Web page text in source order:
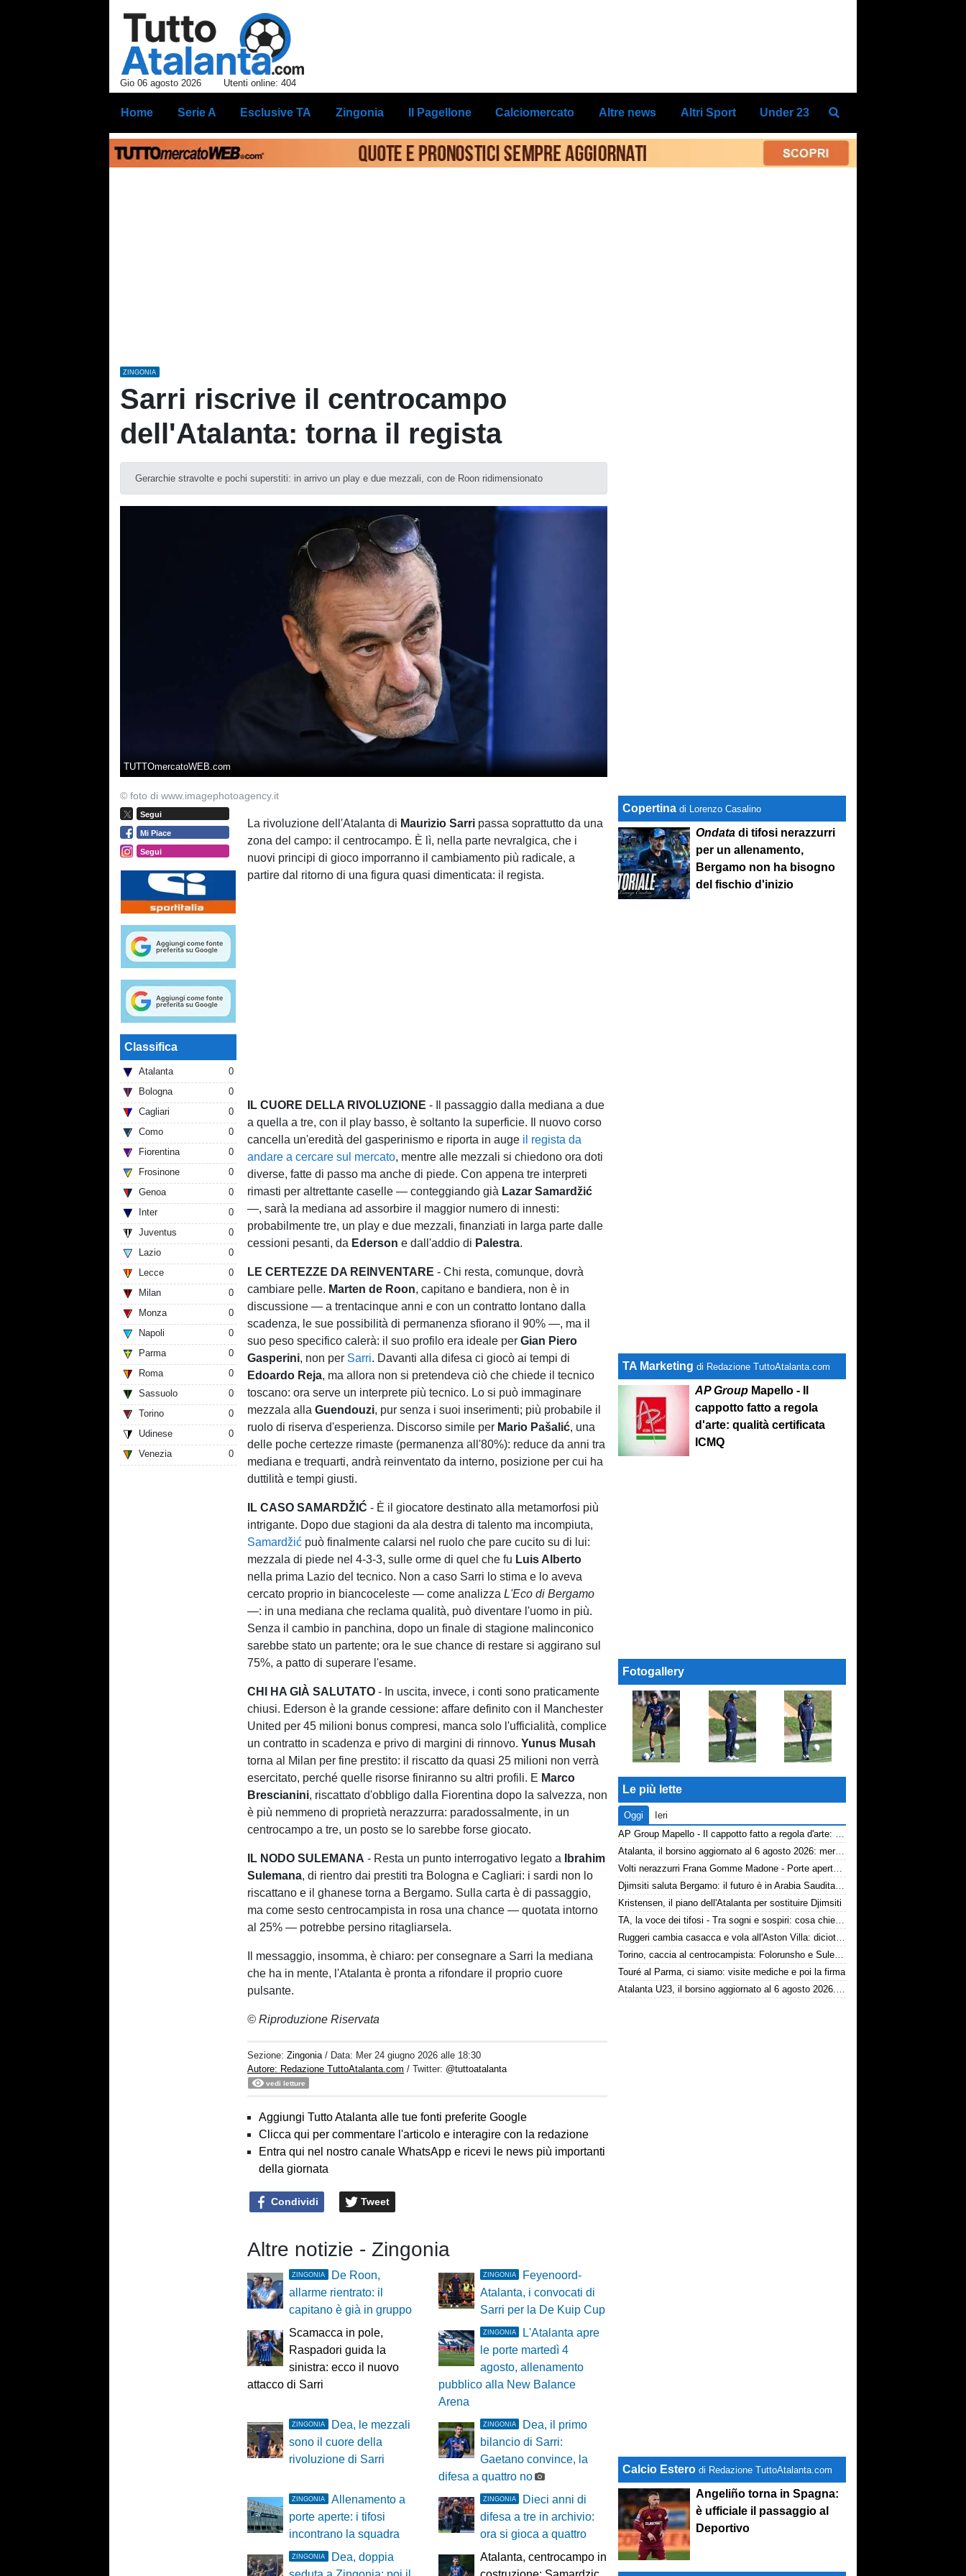
Gio 06 agosto 2026 Utenti online: 404
Home Serie A Esclusive TA Zingonia Il Pagellone Calciomercato Altre news Altri Sport Under 23
ZINGONIA
Sarri riscrive il centrocampo
dell'Atalanta: torna il regista
Gerarchie stravolte e pochi superstiti: in arrivo un play e due mezzali, con de Roon ridimensionato
TUTTOmercatoWEB.com
© foto di www.imagephotoagency.it
Segui
Mi Piace
Segui
Classifica
Atalanta
0
Bologna
0
Cagliari
0
Como
0
Fiorentina
0
Frosinone
0
Genoa
0
Inter
0
Juventus
0
Lazio
0
Lecce
0
Milan
0
Monza
0
Napoli
0
Parma
0
Roma
0
Sassuolo
0
Torino
0
Udinese
0
Venezia
0
La rivoluzione dell'Atalanta di Maurizio Sarri passa soprattutto da una
zona del campo: il centrocampo. È lì, nella parte nevralgica, che i
nuovi principi di gioco imporranno il cambiamento più radicale, a
partire dal ritorno di una figura quasi dimenticata: il regista.
IL CUORE DELLA RIVOLUZIONE - Il passaggio dalla mediana a due
a quella a tre, con il play basso, è soltanto la superficie. Il nuovo corso
cancella un'eredità del gasperinismo e riporta in auge il regista da
andare a cercare sul mercato, mentre alle mezzali si chiedono ora doti
diverse, fatte di passo ma anche di piede. Con appena tre interpreti
rimasti per altrettante caselle — conteggiando già Lazar Samardžić
—, sarà la mediana ad assorbire il maggior numero di innesti:
probabilmente tre, un play e due mezzali, finanziati in larga parte dalle
cessioni pesanti, da Ederson e dall'addio di Palestra.
LE CERTEZZE DA REINVENTARE - Chi resta, comunque, dovrà
cambiare pelle. Marten de Roon, capitano e bandiera, non è in
discussione — a trentacinque anni e con un contratto lontano dalla
scadenza, le sue possibilità di permanenza sfiorano il 90% —, ma il
suo peso specifico calerà: il suo profilo era ideale perGian Piero
Gasperini, non per Sarri. Davanti alla difesa ci giocò ai tempi di
Edoardo Reja, ma allora non si pretendeva ciò che chiede il tecnico
toscano: ora serve un interprete più tecnico. Lo si può immaginare
mezzala allaGuendouzi, pur senza i suoi inserimenti; più probabile il
ruolo di riserva d'esperienza. Discorso simile per Mario Pašalić, una
delle poche certezze rimaste (permanenza all'80%): reduce da anni tra
mediana e trequarti, andrà reinventato da interno, posizione per cui ha
duttilità e tempi giusti.
IL CASO SAMARDŽIĆ - È il giocatore destinato alla metamorfosi più
intrigante. Dopo due stagioni da ala destra di talento ma incompiuta,
Samardžić può finalmente calarsi nel ruolo che pare cucito su di lui:
mezzala di piede nel 4-3-3, sulle orme di quel che fu Luis Alberto
nella prima Lazio del tecnico. Non a caso Sarri lo stima e lo aveva
cercato proprio in biancoceleste — come analizzaL'Eco di Bergamo
—: in una mediana che reclama qualità, può diventare l'uomo in più.
Senza il cambio in panchina, dopo un finale di stagione malinconico
sarebbe stato un partente; ora le sue chance di restare si aggirano sul
75%, a patto di superare l'esame.
CHI HA GIÀ SALUTATO - In uscita, invece, i conti sono praticamente
chiusi. Ederson è la grande cessione: affare definito con il Manchester
United per 45 milioni bonus compresi, manca solo l'ufficialità, complice
un contratto in scadenza e privo di margini di rinnovo.Yunus Musah
torna al Milan per fine prestito: il riscatto da quasi 25 milioni non verrà
esercitato, perché quelle risorse finiranno su altri profili. E Marco
Brescianini, riscattato d'obbligo dalla Fiorentina dopo la salvezza, non
è più nemmeno di proprietà nerazzurra: paradossalmente, in un
centrocampo a tre, un posto se lo sarebbe forse giocato.
IL NODO SULEMANA - Resta un punto interrogativo legato a
Ibrahim
Sulemana, di rientro dai prestiti tra Bologna e Cagliari: i sardi non lo
riscattano e il ghanese torna a Bergamo. Sulla carta è di passaggio,
ma come sesto centrocampista in rosa una chance — quotata intorno
al 25% — potrebbe persino ritagliarsela.
Il messaggio, insomma, è chiaro: per consegnare a Sarri la mediana
che ha in mente, l'Atalanta è pronta a rifondare il proprio cuore
pulsante.
© Riproduzione Riservata
Sezione:Zingonia / Data: Mer 24 giugno 2026 alle 18:30
Autore: Redazione TuttoAtalanta.com / Twitter: @tuttoatalanta
vedi letture
Aggiungi Tutto Atalanta alle tue fonti preferite Google
Clicca qui per commentare l'articolo e interagire con la redazione
Entra qui nel nostro canale WhatsApp e ricevi le news più importanti
della giornata
Condividi Tweet
Altre notizie - Zingonia
ZINGONIA
De Roon,
allarme rientrato: il
capitano è già in gruppo
ZINGONIA
Feyenoord-
Atalanta, i convocati di
Sarri per la De Kuip Cup
Scamacca in pole,
Raspadori guida la
sinistra: ecco il nuovo
attacco di Sarri
ZINGONIA
L'Atalanta apre
le porte martedì 4
agosto, allenamento
pubblico alla New Balance
Arena
ZINGONIA
Dea, le mezzali
sono il cuore della
rivoluzione di Sarri
ZINGONIA
Dea, il primo
bilancio di Sarri:
Gaetano convince, la
difesa a quattro no
ZINGONIA
Allenamento a
porte aperte: i tifosi
incontrano la squadra
ZINGONIA
Dieci anni di
difesa a tre in archivio:
ora si gioca a quattro
ZINGONIA
Dea, doppia
Atalanta, centrocampo in
Copertina di Lorenzo Casalino
Ondata di tifosi nerazzurri
per un allenamento,
Bergamo non ha bisogno
del fischio d'inizio
TA Marketing di Redazione TuttoAtalanta.com
AP Group Mapello - Il
cappotto fatto a regola
d'arte: qualità certificata
ICMQ
Fotogallery
Le più lette
Oggi
Ieri
AP Group Mapello - Il cappotto fatto a regola d'arte: qualità certificata ICMQ
Atalanta, il borsino aggiornato al 6 agosto 2026: mercato in entrata ancora in stand-by. Si lavora sulle cessioni
Volti nerazzurri Frana Gomme Madone - Porte aperte alla New Balance Arena: i volti dei tifosi della Dea
Djimsiti saluta Bergamo: il futuro è in Arabia Saudita! Tre milioni e firma biennale
Kristensen, il piano dell'Atalanta per sostituire Djimsiti
TA, la voce dei tifosi - Tra sogni e sospiri: cosa chiedono davvero i tifosi dell'Atalanta
Ruggeri cambia casacca e vola all'Aston Villa: diciotto milioni più bonus
Torino, caccia al centrocampista: Folorunsho e Sulemana nel mirino
Touré al Parma, ci siamo: visite mediche e poi la firma
Atalanta U23, il borsino aggiornato al 6 agosto 2026. Cantiere aperto per Beati
Calcio Estero di Redazione TuttoAtalanta.com
Angeliño torna in Spagna:
è ufficiale il passaggio al
Deportivo